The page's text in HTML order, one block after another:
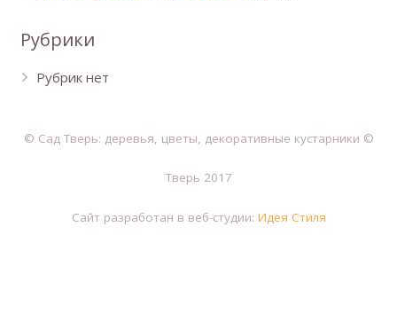
Рубрики
Рубрик нет
© Сад Тверь: деревья, цветы, декоративные кустарники ©
Тверь 2017
Сайт разработан в веб-студии: Идея Стиля